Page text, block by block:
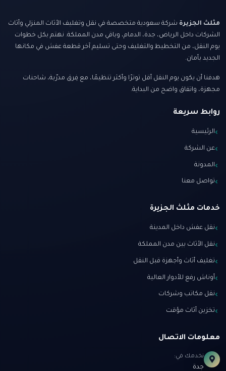
مثلث الجزيرة شركة سعودية متخصصة في نقل وتغليف الأثاث المنزلي وأثاث
الشركات داخل الرياض، جدة، الدمام، وباقي مدن المملكة. نهتم بكل خطوات
يوم النقل، من التخطيط والتغليف وحتى تسليم آخر قطعة عفش في مكانها
الجديد بأمان.
هدفنا أن يكون يوم النقل أقل توترًا وأكثر تنظيمًا، مع فِرق مدرّبة، شاحنات
مجهزة، واتفاق واضح من البداية.
روابط سريعة
الرئيسية
عن الشركة
المدونة
تواصل معنا
خدمات مثلث الجزيرة
نقل عفش داخل المدينة
نقل الأثاث بين مدن المملكة
تغليف أثاث وأجهزة قبل النقل
أوناش رفع للأدوار العالية
نقل مكاتب وشركات
تخزين أثاث مؤقت
معلومات الاتصال
نخدمك في:
جدة